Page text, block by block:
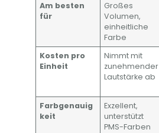
Am besten
für
Großes
Volumen,
einheitliche
Farbe
Kosten pro
Einheit
Nimmt mit
zunehmender
Lautstärke ab
Farbgenauig
keit
Exzellent,
unterstützt
PMS-Farben